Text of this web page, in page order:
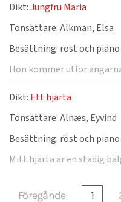
Dikt:Jungfru Maria
Tonsättare:Alkman, Elsa
Besättning: röst och piano
Hon kommer utför
Dikt: Ett hjärta
Tonsättare:Alnæs, Eyvind
Besättning: röst och piano
Mitt hjärta är en stadig
Föregånde 1